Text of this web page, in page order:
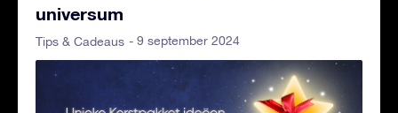
universum
Tips & Cadeaus - 9 september 2024